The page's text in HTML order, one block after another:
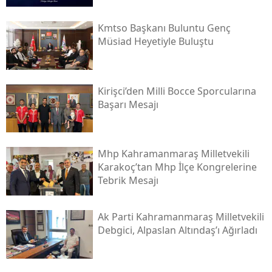
Kmtso Başkanı Buluntu Genç
Müsi̇ad Heyetiyle Buluştu
Kirişci’den Milli Bocce Sporcularına
Başarı Mesajı
Mhp Kahramanmaraş Milletvekili
Karakoç’tan Mhp İlçe Kongrelerine
Tebrik Mesajı
Ak Parti Kahramanmaraş Milletvekili
Debgici, Alpaslan Altındaş’ı Ağırladı